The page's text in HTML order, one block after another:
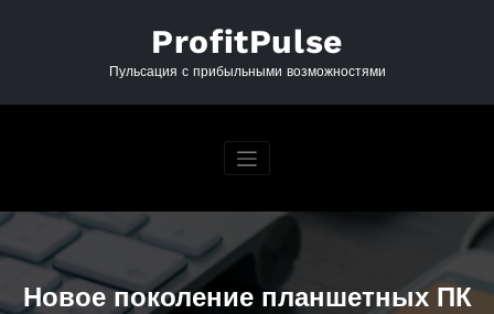
ProfitPulse
Пульсация с прибыльными возможностями
Новое поколение планшетных ПК